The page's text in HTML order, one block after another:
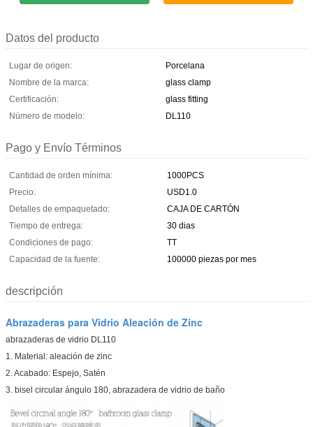
Datos del producto
Lugar de origen:
Porcelana
Nombre de la marca:
glass clamp
Certificación:
glass fitting
Número de modelo:
DL110
Pago y Envío Términos
Cantidad de orden mínima:
1000PCS
Precio:
USD1.0
Detalles de empaquetado:
CAJA DE CARTÓN
Tiempo de entrega:
30 dias
Condiciones de pago:
TT
Capacidad de la fuente:
100000 piezas por mes
descripción
Abrazaderas para Vidrio Aleación de Zinc
abrazaderas de vidrio DL110
1. Material: aleación de zinc
2. Acabado: Espejo, Satén
3. bisel circular ángulo 180, abrazadera de vidrio de baño